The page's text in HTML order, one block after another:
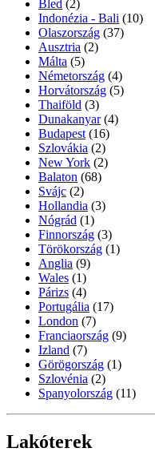
Bled (2)
Indonézia - Bali (10)
Olaszország (37)
Ausztria (2)
Málta (5)
Németország (4)
Horvátország (5)
Thaiföld (3)
Dunakanyar (4)
Budapest (16)
Szlovákia (2)
New York (2)
Balaton (68)
Svájc (2)
Hollandia (3)
Nógrád (1)
Finnország (3)
Törökország (1)
Anglia (9)
Wales (1)
Párizs (4)
Portugália (17)
London (7)
Franciaország (9)
Izland (7)
Görögország (1)
Szlovénia (2)
Spanyolország (11)
Lakóterek